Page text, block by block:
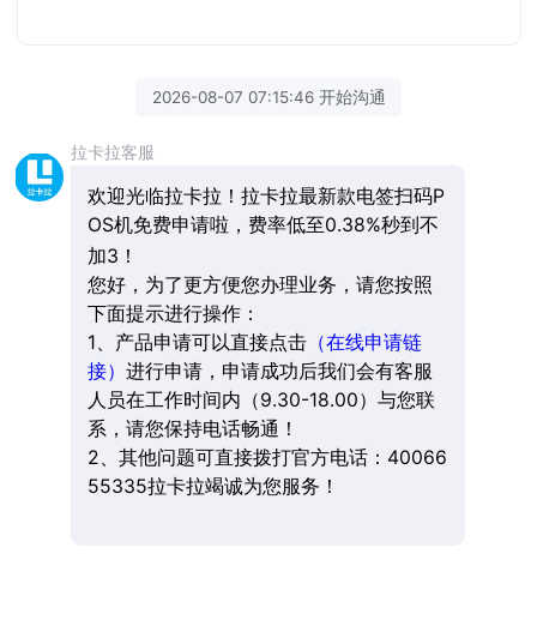
2026-08-07 07:15:46 开始沟通
拉卡拉客服
欢迎光临拉卡拉！拉卡拉最新款电签扫码P
OS机免费申请啦，费率低至0.38%秒到不
加3！
您好，为了更方便您办理业务，请您按照
下面提示进行操作：
1、产品申请可以直接点击（在线申请链
接） 进行申请，申请成功后我们会有客服
人员在工作时间内（9.30-18.00）与您联
系，请您保持电话畅通！
2、其他问题可直接拨打官方电话：40066
55335拉卡拉竭诚为您服务！